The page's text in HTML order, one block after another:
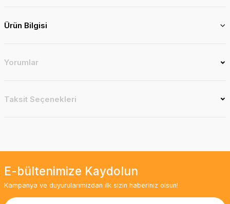
Ürün Bilgisi
Yorumlar
Taksit Seçenekleri
E-bültenimize Kaydolun
Kampanya ve duyurularımızdan ilk sizin haberiniz olsun!